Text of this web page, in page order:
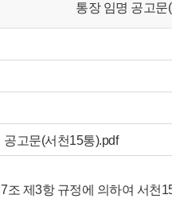
통장 임명 공고문
공고문(서천15통).pdf
조 제3항 규정에 의하여 서